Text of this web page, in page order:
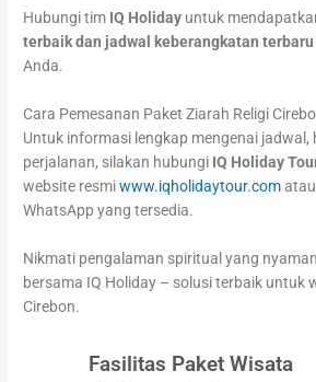
Hubungi tim IQ Holiday untuk
terbaik dan jadwal keberangkatan terbaru
Anda.
Cara Pemesanan Paket Ziarah Religi
Untuk informasi lengkap mengenai jadwal,
perjalanan, silakan hubungi IQ Holiday
website resmiwww.iqholidaytour.com
WhatsApp yang tersedia.
Nikmati pengalaman spiritual yang
bersama IQ Holiday – solusi terbaik untuk
Cirebon.
Fasilitas Paket Wisata